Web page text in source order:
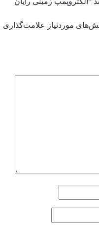
موردنیاز علامت‌گذاری